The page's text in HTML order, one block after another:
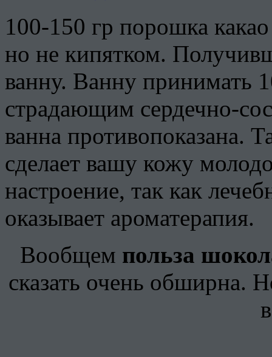
100-150 гр порошка
но не кипятком.
ванну. Ванну принимать
страдающим сердечно-
ванна противопоказана.
сделает вашу кожу
настроение, так как
оказывает ароматерапия.
Вообщем польза
сказать очень обширна.